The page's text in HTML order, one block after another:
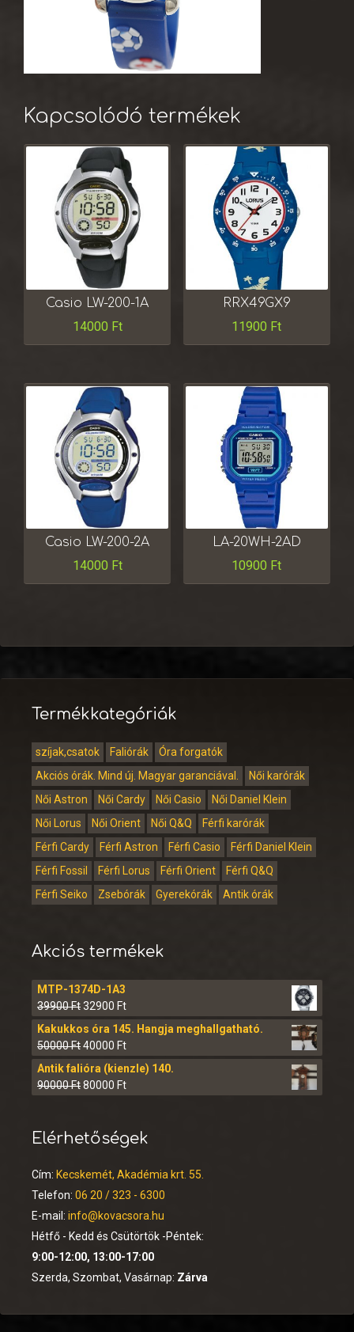
Kapcsolódó termékek
Casio LW-200-1A
14000 Ft
RRX49GX9
11900 Ft
Casio LW-200-2A
14000 Ft
LA-20WH-2AD
10900 Ft
Termékkategóriák
szíjak,csatok Faliórák
Óra forgatók
Akciós órák. Mind új. Magyar garanciával.
Női karórák
Női Astron
Női Cardy Női Casio
Női Daniel Klein
Női Lorus
Női Orient Női Q&Q
Férfi karórák
Férfi Cardy
Férfi Astron Férfi Casio
Férfi Daniel Klein
Férfi Fossil
Férfi Lorus Férfi Orient
Férfi Q&Q
Férfi Seiko
Zsebórák Gyerekórák Antik órák
Akciós termékek
MTP-1374D-1A3
39900Ft32900 Ft
Kakukkos óra 145. Hangja meghallgatható.
50000Ft40000 Ft
Antik falióra (kienzle) 140.
90000Ft80000 Ft
Elérhetőségek
Cím: Kecskemét, Akadémia krt. 55.
Telefon: 06 20 / 323 - 6300
E-mail: info@kovacsora.hu
Hétfő - Kedd és Csütörtök -Péntek:
9:00-12:00, 13:00-17:00
Szerda, Szombat, Vasárnap: Zárva